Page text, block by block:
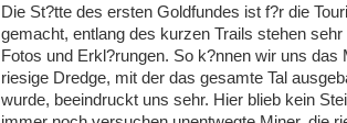
Die St?tte des ersten Goldfundes ist f?r die
gemacht, entlang des kurzen Trails stehen
Fotos und Erkl?rungen. So k?nnen wir uns das
riesige Dredge, mit der das gesamte Tal
wurde, beeindruckt uns sehr. Hier blieb kein